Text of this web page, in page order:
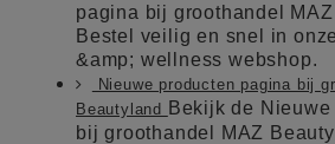
pagina bij groothandel
Bestel veilig en snel in
&amp; wellness webshop.
Nieuwe producten pagina bij
Beautyland
Bekijk de
bij groothandel MAZ